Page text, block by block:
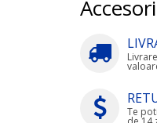
Te